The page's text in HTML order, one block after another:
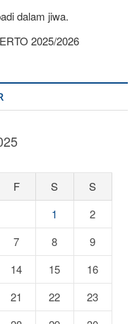
dalam jiwa.
2025/2026
F S
S
1
2
7 8
9
14 15
16
21 22
23